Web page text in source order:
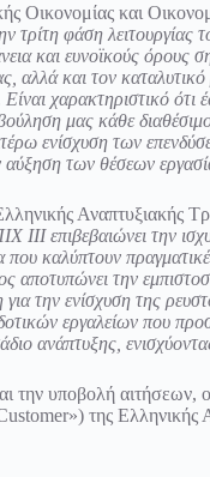
Οικονομίας και
φάση λειτουργίας
και ευνοϊκούς όρους
αλλά και τον
χαρακτηριστικό
μας κάθε
ενίσχυση των
των θέσεων
Αναπτυξιακής
επιβεβαιώνει την
που καλύπτουν
αποτυπώνει την
την ενίσχυση της
εργαλείων που
ανάπτυξης,
την υποβολή αιτήσεων,
της Ελληνικής